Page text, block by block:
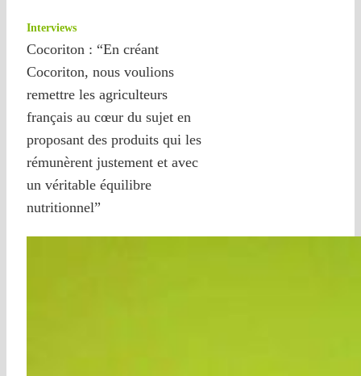
Interviews
Cocoriton : “En créant
Cocoriton, nous voulions
remettre les agriculteurs
français au cœur du sujet en
proposant des produits qui les
rémunèrent justement et avec
un véritable équilibre
nutritionnel”